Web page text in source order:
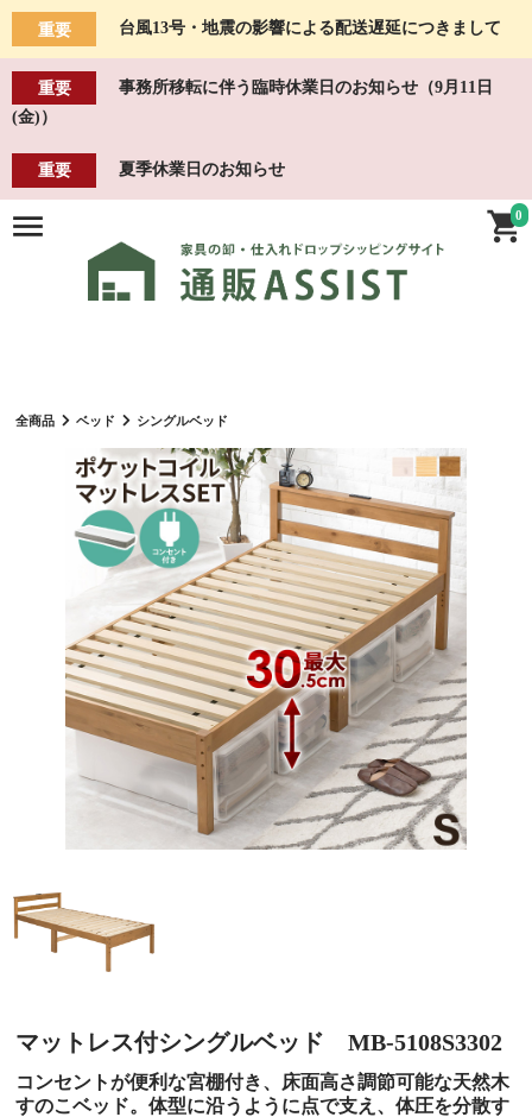
重要 台風13号・地震の影響による配送遅延につきまして
重要
事務所移転に伴う臨時休業日のお知らせ（9月11日
(金)）
重要 夏季休業日のお知らせ
0
全商品 ベッド シングルベッド
マットレス付シングルベッド MB-5108S3302
コンセントが便利な宮棚付き、床面高さ調節可能な天然木
すのこベッド。体型に沿うように点で支え、体圧を分散す